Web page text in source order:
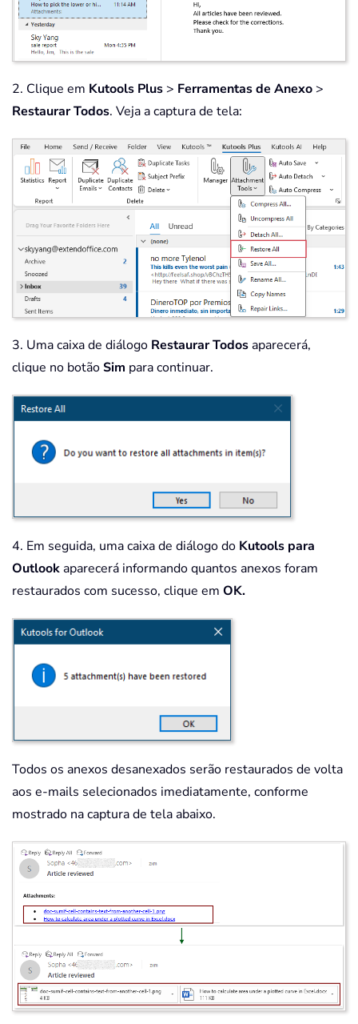
2. Clique em Kutools Plus > Ferramentas de Anexo >
Restaurar Todos. Veja a captura de tela:
3. Uma caixa de diálogo Restaurar Todosaparecerá,
clique no botãoSim para continuar.
4. Em seguida, uma caixa de diálogo do Kutools para
Outlookaparecerá informando quantos anexos foram
restaurados com sucesso, clique em OK.
Todos os anexos desanexados serão restaurados de volta
aos e-mails selecionados imediatamente, conforme
mostrado na captura de tela abaixo.